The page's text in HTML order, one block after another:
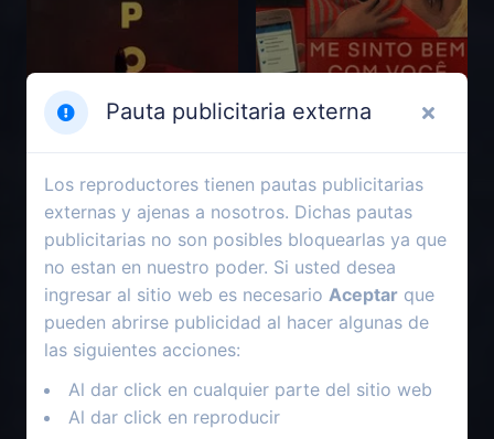
2025
Polar
2021
Me siento muy bien contigo
Pauta publicitaria externa
Los reproductores tienen pautas publicitarias
externas y ajenas a nosotros. Dichas pautas
publicitarias no son posibles bloquearlas ya que
no estan en nuestro poder. Si usted desea
ingresar al sitio web es necesario Aceptar que
pueden abrirse publicidad al hacer algunas de
las siguientes acciones:
Al dar click en cualquier parte del sitio web
Al dar click en reproducir